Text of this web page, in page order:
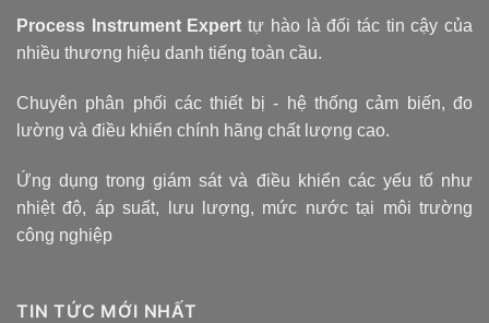
Process Instrument Expert tự hào là đối tác tin cậy của
nhiều thương hiệu danh tiếng toàn cầu.
Chuyên phân phối các thiết bị - hệ thống cảm biến, đo
lường và điều khiển chính hãng chất lượng cao.
Ứng dụng trong giám sát và điều khiển các yếu tố như
nhiệt độ, áp suất, lưu lượng, mức nước tại môi trường
công nghiệp
TIN TỨC MỚI NHẤT